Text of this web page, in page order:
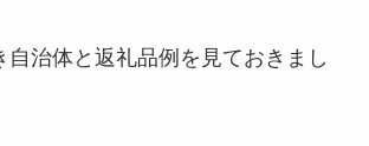
自治体と返礼品例を見ておきまし